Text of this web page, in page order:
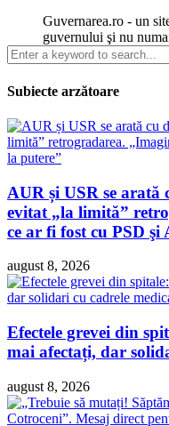
Guvernarea.ro - un
guvernului şi nu
Subiecte arzătoare
AUR și USR se arată
evitat „la limită”
ce ar fi fost cu PSD şi
august 8, 2026
Efectele grevei din
mai afectați, dar
august 8, 2026